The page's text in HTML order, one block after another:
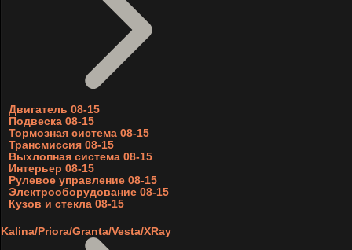
Двигатель 08-15
Подвеска 08-15
Тормозная система 08-15
Трансмиссия 08-15
Выхлопная система 08-15
Интерьер 08-15
Рулевое управление 08-15
Электрооборудование 08-15
Кузов и стекла 08-15
Kalina/Priora/Granta/Vesta/XRay